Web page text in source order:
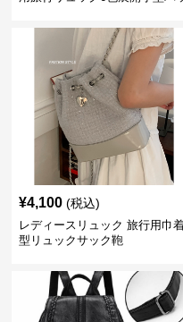
¥4,100 (税込)
レディースリュック 旅行用巾
型リュックサック鞄